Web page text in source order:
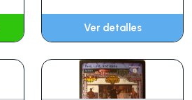
Ver detalles